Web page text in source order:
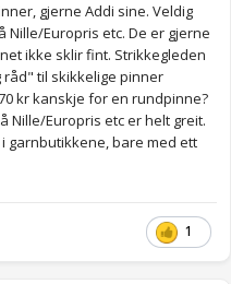
gjerne Addi sine. Veldig
Europris etc. De er gjerne
ikke sklir fint. Strikkegleden
til skikkelige pinner
kr kanskje for en rundpinne?
Nille/Europris etc er helt greit.
garnbutikkene, bare med ett
1